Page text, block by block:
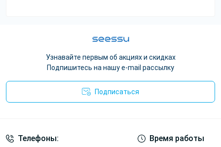
Узнавайте первым об акциях и скидках
Подпишитесь на нашу e-mail рассылку
Подписаться
Телефоны: Время работы